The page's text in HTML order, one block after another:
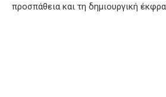
προσπάθεια και τη δημιουργική